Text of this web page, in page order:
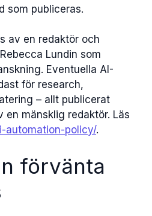
som publiceras.
av en redaktör och
Lundin som
Eventuella AI-
för research,
– allt publicerat
en mänsklig redaktör. Läs
automation-policy/.
förvänta